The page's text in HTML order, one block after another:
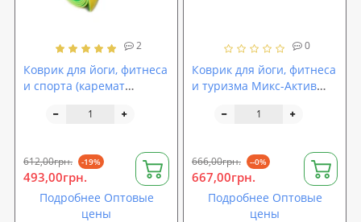
2
Коврик для йоги, фитнеса
и спорта (каремат
Спорт Pro 8мм (FI-0122-1)
612,00грн. -19%
493,00грн.
Подробнее Оптовые
цены
0
Коврик для йоги, фитнеса
и туризма Микс-Актив
666,00грн. --0%
667,00грн.
Подробнее Оптовые
цены